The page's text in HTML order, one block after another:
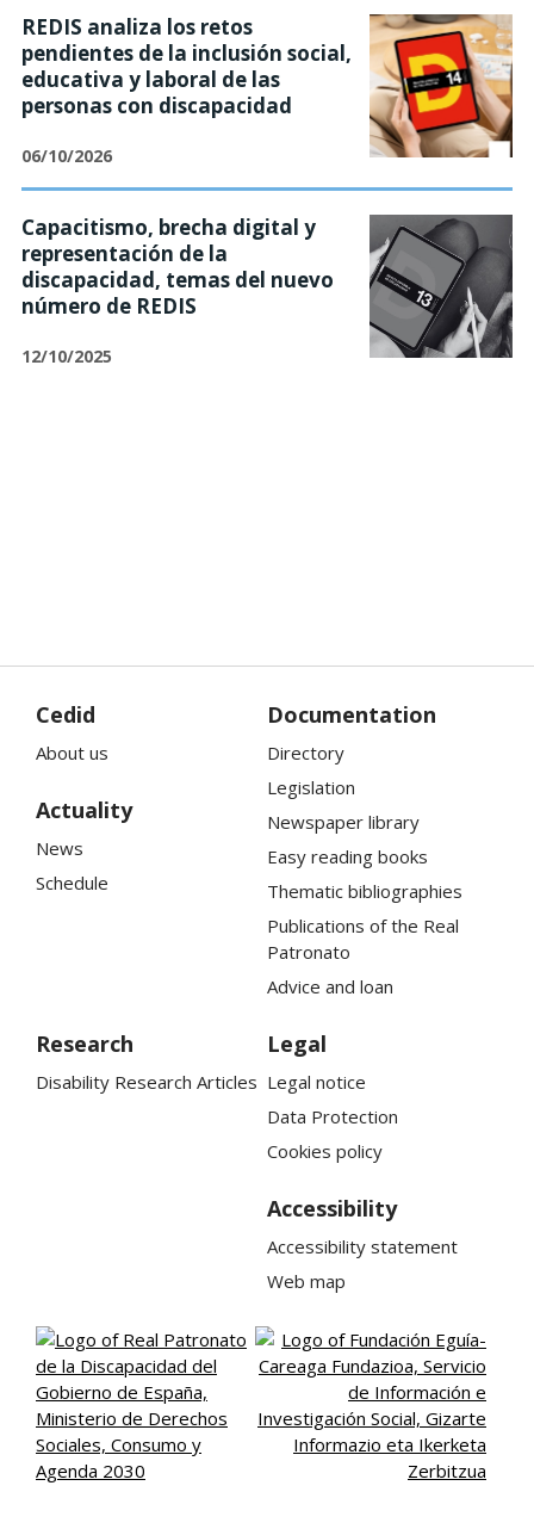
REDIS analiza los retos
pendientes de la inclusión social,
educativa y laboral de las
personas con discapacidad
06/10/2026
Capacitismo, brecha digital y
representación de la
discapacidad, temas del nuevo
número de REDIS
12/10/2025
Cedid
About us
Actuality
News
Schedule
Documentation
Directory
Legislation
Newspaper library
Easy reading books
Thematic bibliographies
Publications of the Real
Patronato
Advice and loan
Research
Disability Research Articles
Legal
Legal notice
Data Protection
Cookies policy
Accessibility
Accessibility statement
Web map